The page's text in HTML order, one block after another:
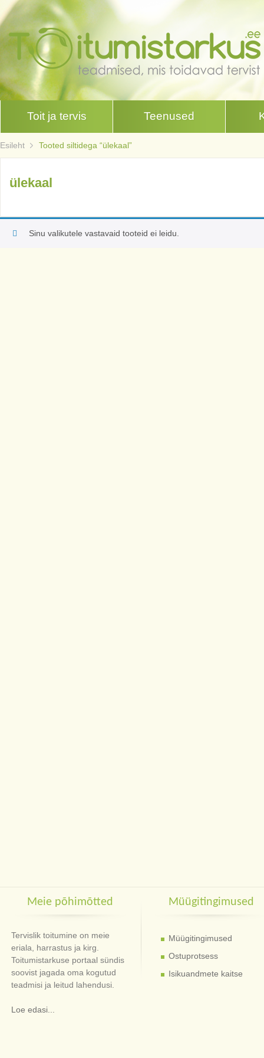
Toit ja tervis Teenused
Esileht Tooted siltidega “ülekaal”
ülekaal
Sinu valikutele vastavaid tooteid ei leidu.
Meie põhimõtted
Tervislik toitumine on meie
eriala, harrastus ja kirg.
Toitumistarkuse portaal sündis
soovist jagada oma kogutud
teadmisi ja leitud lahendusi.
Loe edasi...
Müügitingimused
Müügitingimused
Ostuprotsess
Isikuandmete kaitse